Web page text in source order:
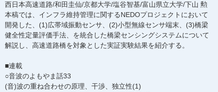
西日本高速道路/和田圭仙/京都大学/塩谷智基/富山県立大学/下山 勲
本稿では、インフラ維持管理に関するNEDOプロジェクトにおいて
開発した、(1)広帯域振動センサ、(2)小型無線センサ端末、(3)橋梁
健全性定量評価手法、を統合した橋梁センシングシステムについて
解説し、高速道路橋を対象とした実証実験結果を紹介する。
■連載
○音波のよもやま話33
(音)波の重ね合わせの原理、干渉、独立性(1)